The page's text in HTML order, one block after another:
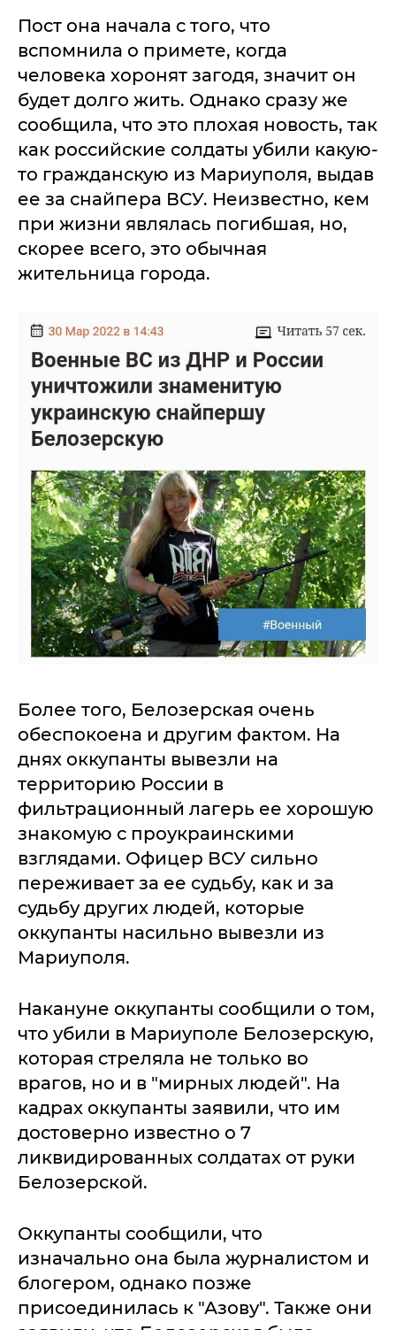
Пост она начала с того, что
вспомнила о примете, когда
человека хоронят загодя, значит он
будет долго жить. Однако сразу же
сообщила, что это плохая новость, так
как российские солдаты убили какую-
то гражданскую из Мариуполя, выдав
ее за снайпера ВСУ. Неизвестно, кем
при жизни являлась погибшая, но,
скорее всего, это обычная
жительница города.
Более того, Белозерская очень
обеспокоена и другим фактом. На
днях оккупанты вывезли на
территорию России в
фильтрационный лагерь ее хорошую
знакомую с проукраинскими
взглядами. Офицер ВСУ сильно
переживает за ее судьбу, как и за
судьбу других людей, которые
оккупанты насильно вывезли из
Мариуполя.
Накануне оккупанты сообщили о том,
что убили в Мариуполе Белозерскую,
которая стреляла не только во
врагов, но и в "мирных людей". На
кадрах оккупанты заявили, что им
достоверно известно о 7
ликвидированных солдатах от руки
Белозерской.
Оккупанты сообщили, что
изначально она была журналистом и
блогером, однако позже
присоединилась к "Азову". Также они